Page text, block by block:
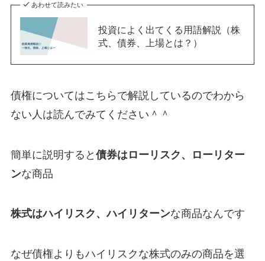
あわせて読みたい
投資によく出てくる用語解説（株
式、債券、上場とは？）
債権についてはこちらで解説しているのでわから
ない人は読んでみてください＾＾
簡単に説明すると 債券はローリスク、ローリター
ンな商品
株式はハイリスク、ハイリターンな商品なんです
なぜ債権よりもハイリスクな株式のみの商品を選